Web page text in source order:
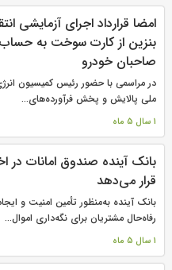
امضا قرارداد اجرای آزمایشی
بنزین از کارت سوخت به
صاحبان خودرو
در مراسمی با حضور رئیس کمیسیون
ملی پالایش و پخش فرآورده‌های...
1 سال 5 ماه
بانک‌ آینده صندوق امانات در
قرار می‌دهد
بانک ‌آینده به‌منظور تأمین امنیت‌ و
رفاه‌حال مشتریان برای نگه‌داری اموال...
1 سال 5 ماه
صفحه‌ها